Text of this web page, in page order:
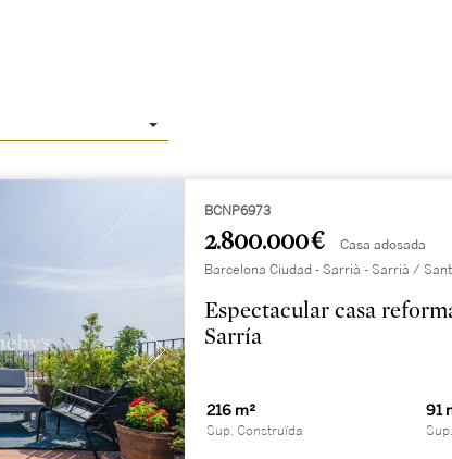
BCNP6973
2.800.000 € Casa adosada
Barcelona Ciudad - Sarrià - Sarrià /
Espectacular casa
Sarría
216 m²
Sup. Construïda
91